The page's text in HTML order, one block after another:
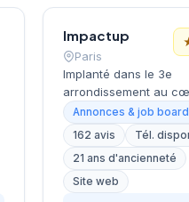
Impactup
Paris
Implanté dans le 3e
arrondissement au
Marais, ce cabinet de
recrutement occupe
l'immeuble WeWork
Marais rue des
structure accompagne
Annonces & job
162 avis
Tél.
21 ans d'ancienneté
Site web